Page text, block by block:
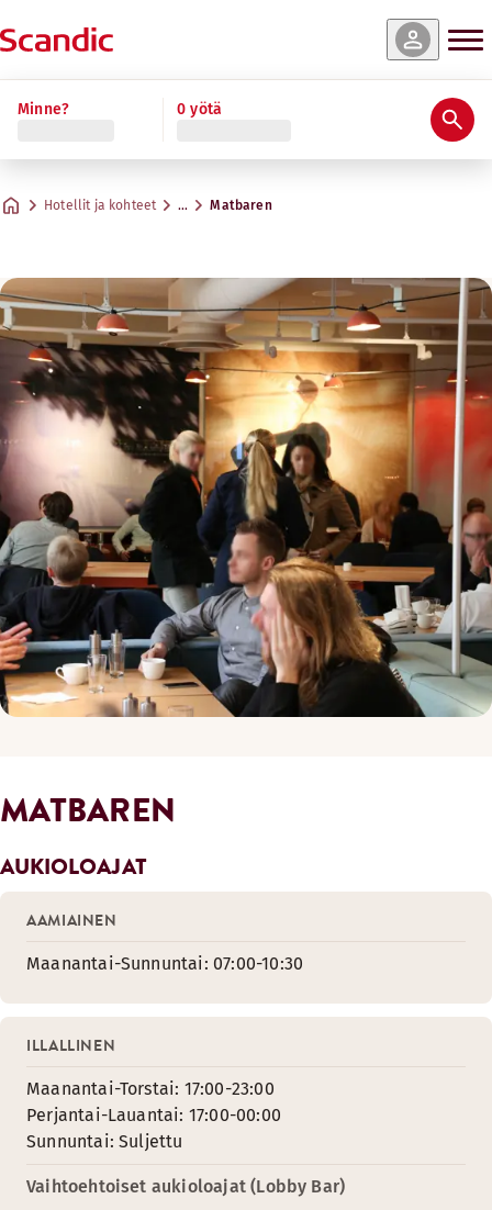
Minne? 0 yötä
Hotellit ja kohteet … Matbaren
MATBAREN
AUKIOLOAJAT
AAMIAINEN
Maanantai-Sunnuntai: 07:00-10:30
ILLALLINEN
Maanantai-Torstai: 17:00-23:00
Perjantai-Lauantai: 17:00-00:00
Sunnuntai: Suljettu
Vaihtoehtoiset aukioloajat (Lobby Bar)